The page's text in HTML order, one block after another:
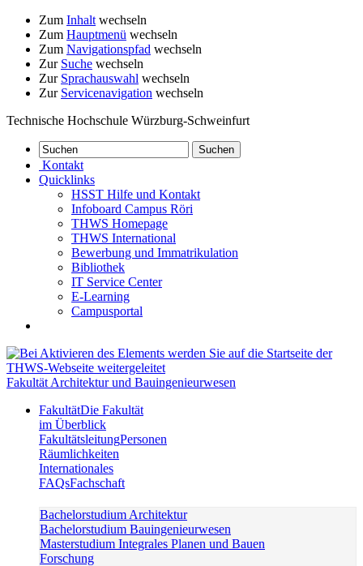
Zum Inhalt wechseln
Zum Hauptmenü wechseln
Zum Navigationspfad wechseln
Zur Suche wechseln
Zur Sprachauswahl wechseln
Zur Servicenavigation wechseln
Technische Hochschule Würzburg-Schweinfurt
Kontakt
Quicklinks
HSST Hilfe und Kontakt
Infoboard Campus Röri
THWS Homepage
THWS International
Bewerbung und Immatrikulation
Bibliothek
IT Service Center
E-Learning
Campusportal
Fakultät Architektur und Bauingenieurwesen
FakultätDie Fakultät
im Überblick
FakultätsleitungPersonen
Räumlichkeiten
Internationales
FAQsFachschaft
Bachelorstudium Architektur
Bachelorstudium Bauingenieurwesen
Masterstudium Integrales Planen und Bauen
Forschung